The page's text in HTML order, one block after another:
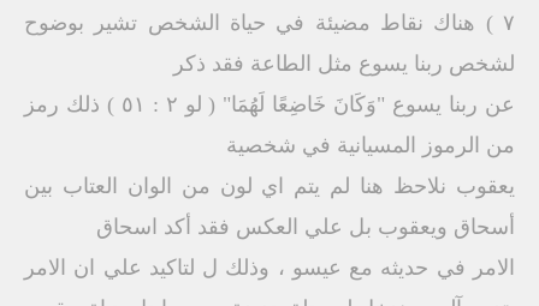
٧ ) هناك نقاط مضيئة في حياة الشخص تشير بوضوح
لشخص ربنا يسوع مثل الطاعة فقد ذكر
عن ربنا يسوع "وَكَانَ خَاضِعًا لَهُمَا" ( لو ٢ : ٥١ ) ذلك رمز
من الرموز المسيانية في شخصية
يعقوب نلاحظ هنا لم يتم اي لون من الوان العتاب بين
أسحاق ويعقوب بل علي العكس فقد أكد اسحاق
الامر في حديثه مع عيسو ، وذلك ل لتاكيد علي ان الامر